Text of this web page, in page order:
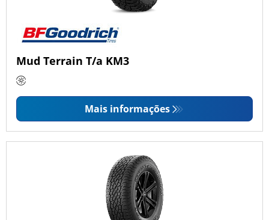
Mud Terrain T/a KM3
Mais informações